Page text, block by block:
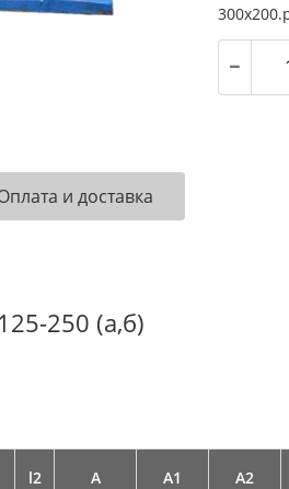
и доставка
250 (а,б)
l2 А А1 А2